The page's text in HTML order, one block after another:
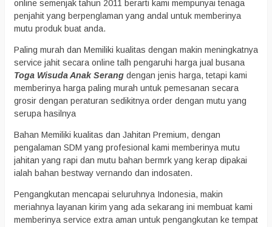
online semenjak tahun 2011 berarti kami mempunyai tenaga
penjahit yang berpenglaman yang andal untuk memberinya
mutu produk buat anda.
Paling murah dan Memiliki kualitas dengan makin meningkatnya
service jahit secara online talh pengaruhi harga jual busana
Toga Wisuda Anak Serang dengan jenis harga, tetapi kami
memberinya harga paling murah untuk pemesanan secara
grosir dengan peraturan sedikitnya order dengan mutu yang
serupa hasilnya
Bahan Memiliki kualitas dan Jahitan Premium, dengan
pengalaman SDM yang profesional kami memberinya mutu
jahitan yang rapi dan mutu bahan bermrk yang kerap dipakai
ialah bahan bestway vernando dan indosaten.
Pengangkutan mencapai seluruhnya Indonesia, makin
meriahnya layanan kirim yang ada sekarang ini membuat kami
memberinya service extra aman untuk pengangkutan ke tempat